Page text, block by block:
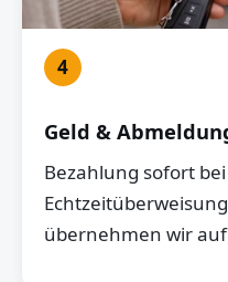
4
Geld &
Bezahlung sofort
übernehmen wir